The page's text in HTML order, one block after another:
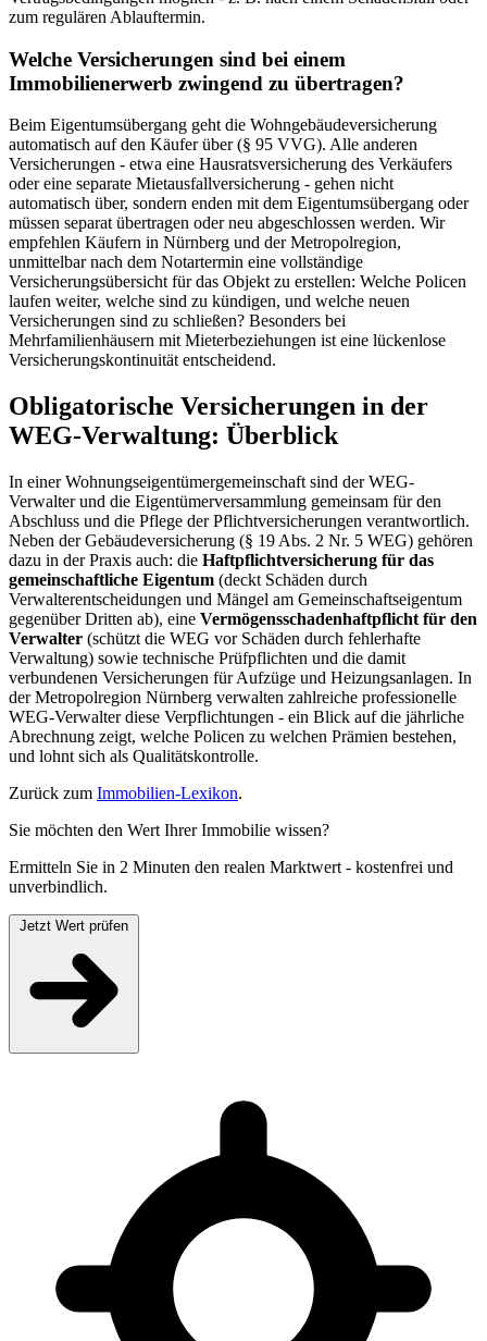
zum regulären Ablauftermin.
Welche Versicherungen sind bei einem
Immobilienerwerb zwingend zu übertragen?
Beim Eigentumsübergang geht die Wohngebäudeversicherung
automatisch auf den Käufer über (§ 95 VVG). Alle anderen
Versicherungen - etwa eine Hausratsversicherung des Verkäufers
oder eine separate Mietausfallversicherung - gehen nicht
automatisch über, sondern enden mit dem Eigentumsübergang oder
müssen separat übertragen oder neu abgeschlossen werden. Wir
empfehlen Käufern in Nürnberg und der Metropolregion,
unmittelbar nach dem Notartermin eine vollständige
Versicherungsübersicht für das Objekt zu erstellen: Welche Policen
laufen weiter, welche sind zu kündigen, und welche neuen
Versicherungen sind zu schließen? Besonders bei
Mehrfamilienhäusern mit Mieterbeziehungen ist eine lückenlose
Versicherungskontinuität entscheidend.
Obligatorische Versicherungen in der
WEG-Verwaltung: Überblick
In einer Wohnungseigentümergemeinschaft sind der WEG-
Verwalter und die Eigentümerversammlung gemeinsam für den
Abschluss und die Pflege der Pflichtversicherungen verantwortlich.
Neben der Gebäudeversicherung (§ 19 Abs. 2 Nr. 5 WEG) gehören
dazu in der Praxis auch: die Haftpflichtversicherung für das
gemeinschaftliche Eigentum (deckt Schäden durch
Verwalterentscheidungen und Mängel am Gemeinschaftseigentum
gegenüber Dritten ab), eine Vermögensschadenhaftpflicht für den
Verwalter (schützt die WEG vor Schäden durch fehlerhafte
Verwaltung) sowie technische Prüfpflichten und die damit
verbundenen Versicherungen für Aufzüge und Heizungsanlagen. In
der Metropolregion Nürnberg verwalten zahlreiche professionelle
WEG-Verwalter diese Verpflichtungen - ein Blick auf die jährliche
Abrechnung zeigt, welche Policen zu welchen Prämien bestehen,
und lohnt sich als Qualitätskontrolle.
Zurück zum Immobilien-Lexikon.
Sie möchten den Wert Ihrer Immobilie wissen?
Ermitteln Sie in 2 Minuten den realen Marktwert - kostenfrei und
unverbindlich.